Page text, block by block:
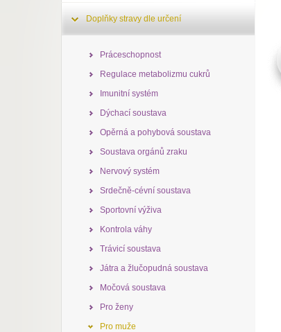
Doplňky stravy dle určení
Práceschopnost
Regulace metabolizmu cukrů
Imunitní systém
Dýchací soustava
Opěrná a pohybová soustava
Soustava orgánů zraku
Nervový systém
Srdečně-cévní soustava
Sportovní výživa
Kontrola váhy
Trávicí soustava
Játra a žlučopudná soustava
Močová soustava
Pro ženy
Pro muže